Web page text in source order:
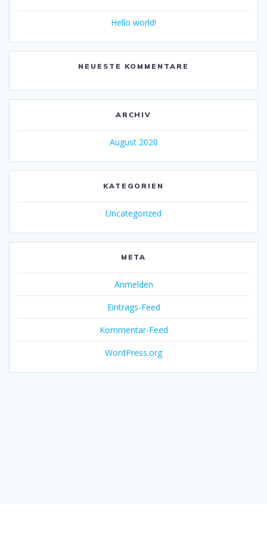
Hello world!
NEUESTE KOMMENTARE
ARCHIV
August 2020
KATEGORIEN
Uncategorized
META
Anmelden
Eintrags-Feed
Kommentar-Feed
WordPress.org